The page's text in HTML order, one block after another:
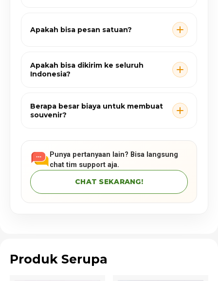
Apakah bisa pesan satuan?
Apakah bisa dikirim ke seluruh
Indonesia?
Berapa besar biaya untuk membuat
souvenir?
Punya pertanyaan lain? Bisa langsung
chat tim support aja.
CHAT SEKARANG!
Produk Serupa